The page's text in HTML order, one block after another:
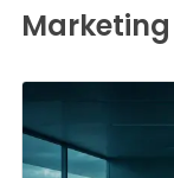
Marketing